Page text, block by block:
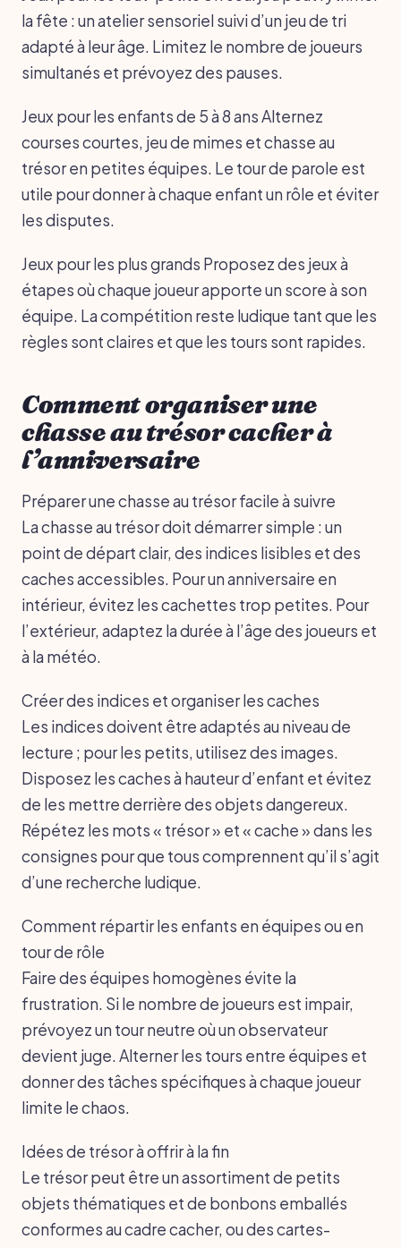
la fête : un atelier sensoriel suivi d’un jeu de tri
adapté à leur âge. Limitez le nombre de joueurs
simultanés et prévoyez des pauses.
Jeux pour les enfants de 5 à 8 ans Alternez
courses courtes, jeu de mimes et chasse au
trésor en petites équipes. Le tour de parole est
utile pour donner à chaque enfant un rôle et éviter
les disputes.
Jeux pour les plus grands Proposez des jeux à
étapes où chaque joueur apporte un score à son
équipe. La compétition reste ludique tant que les
règles sont claires et que les tours sont rapides.
Comment organiser une
chasse au trésor cacher à
l’anniversaire
Préparer une chasse au trésor facile à suivre
La chasse au trésor doit démarrer simple : un
point de départ clair, des indices lisibles et des
caches accessibles. Pour un anniversaire en
intérieur, évitez les cachettes trop petites. Pour
l’extérieur, adaptez la durée à l’âge des joueurs et
à la météo.
Créer des indices et organiser les caches
Les indices doivent être adaptés au niveau de
lecture ; pour les petits, utilisez des images.
Disposez les caches à hauteur d’enfant et évitez
de les mettre derrière des objets dangereux.
Répétez les mots « trésor » et « cache » dans les
consignes pour que tous comprennent qu’il s’agit
d’une recherche ludique.
Comment répartir les enfants en équipes ou en
tour de rôle
Faire des équipes homogènes évite la
frustration. Si le nombre de joueurs est impair,
prévoyez un tour neutre où un observateur
devient juge. Alterner les tours entre équipes et
donner des tâches spécifiques à chaque joueur
limite le chaos.
Idées de trésor à offrir à la fin
Le trésor peut être un assortiment de petits
objets thématiques et de bonbons emballés
conformes au cadre cacher, ou des cartes-